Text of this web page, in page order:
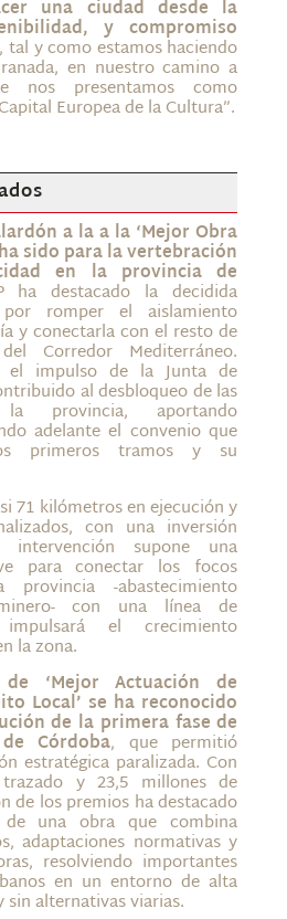
una ciudad desde la
y compromiso
, tal y como estamos haciendo
en nuestro camino a
nos presentamos como
Europea de la Cultura”.
a la a la ‘Mejor Obra
sido para la vertebración
en la provincia de
ha destacado la decidida
romper el aislamiento
y conectarla con el resto de
Corredor Mediterráneo.
el impulso de la Junta de
al desbloqueo de las
provincia, aportando
adelante el convenio que
primeros tramos y su
71 kilómetros en ejecución y
con una inversión
intervención supone una
para conectar los focos
-abastecimiento
con una línea de
el crecimiento
la zona.
‘Mejor Actuación de
Local’ se ha reconocido
de la primera fase de
Córdoba, que permitió
estratégica paralizada. Con
y 23,5 millones de
de los premios ha destacado
de una obra que combina
adaptaciones normativas y
resolviendo importantes
en un entorno de alta
alternativas viarias.